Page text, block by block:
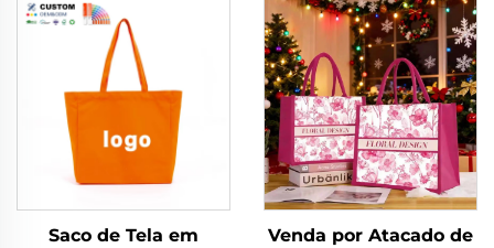
Saco de Tela em
Venda por Atacado de